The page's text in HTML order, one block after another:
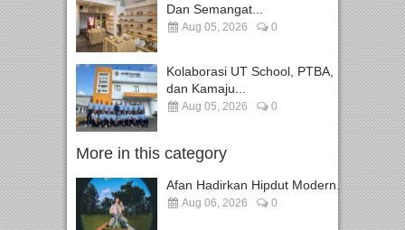
Dan Semangat...
Aug 05, 2026 0
Kolaborasi UT School, PTBA,
dan Kamaju...
Aug 05, 2026 0
More in this category
Afan Hadirkan Hipdut Modern...
Aug 06, 2026 0